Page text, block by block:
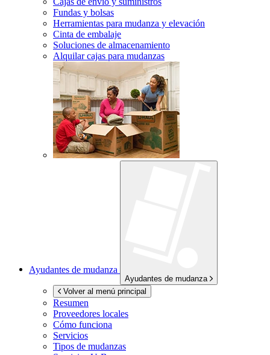
Fundas y bolsas
Herramientas para mudanza y elevación
Cinta de embalaje
Soluciones de almacenamiento
Alquilar cajas para mudanzas
Ayudantes de mudanza
Ayudantes de mudanza
Volver al menú principal
Resumen
Proveedores locales
Cómo funciona
Servicios
Tipos de mudanzas